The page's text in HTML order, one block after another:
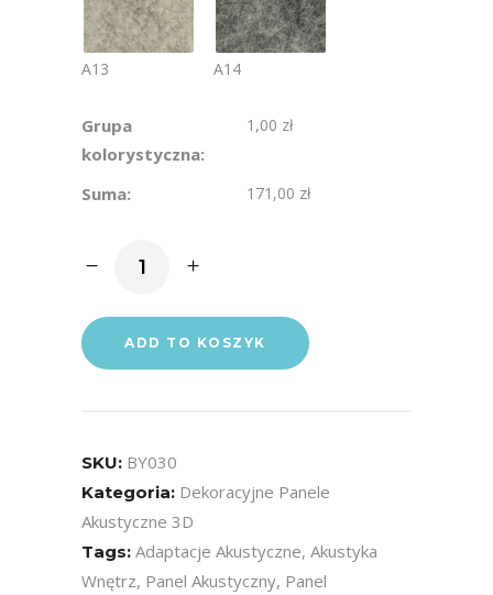
A13 A14
Grupa
kolorystyczna:
1,00 zł
Suma: 171,00 zł
3D
Soundpan™
Ilość
ADD TO KOSZYK
SKU: BY030
Kategoria: Dekoracyjne Panele
Akustyczne 3D
Tags: Adaptacje Akustyczne, Akustyka
Wnętrz, Panel Akustyczny, Panel